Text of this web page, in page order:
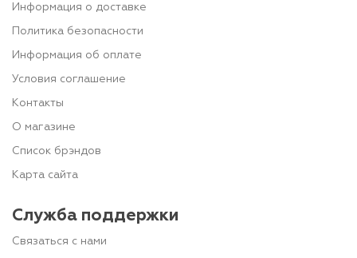
Информация о доставке
Политика безопасности
Информация об оплате
Условия соглашение
Контакты
О магазине
Список брэндов
Карта сайта
Служба поддержки
Связаться с нами